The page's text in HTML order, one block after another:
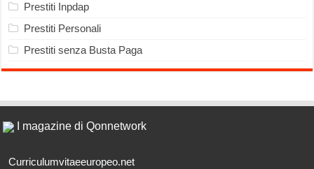
Prestiti Inpdap
Prestiti Personali
Prestiti senza Busta Paga
I magazine di Qonnetwork
Curriculumvitaeeuropeo.net